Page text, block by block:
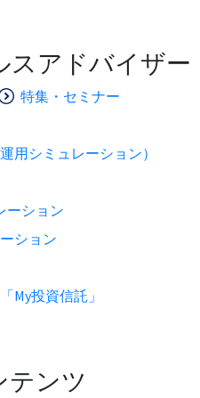
スアドバイザー
特集・セミナー
用シミュレーション）
ーション
ション
My投資信託」
テンツ